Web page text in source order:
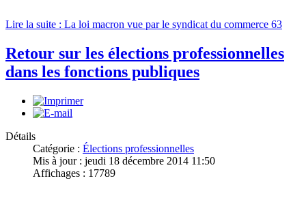
Lire la suite : La loi macron vue par le syndicat du commerce 63
Retour sur les élections professionnelles
dans les fonctions publiques
Détails
Catégorie : Élections professionnelles
Mis à jour : jeudi 18 décembre 2014 11:50
Affichages : 17789